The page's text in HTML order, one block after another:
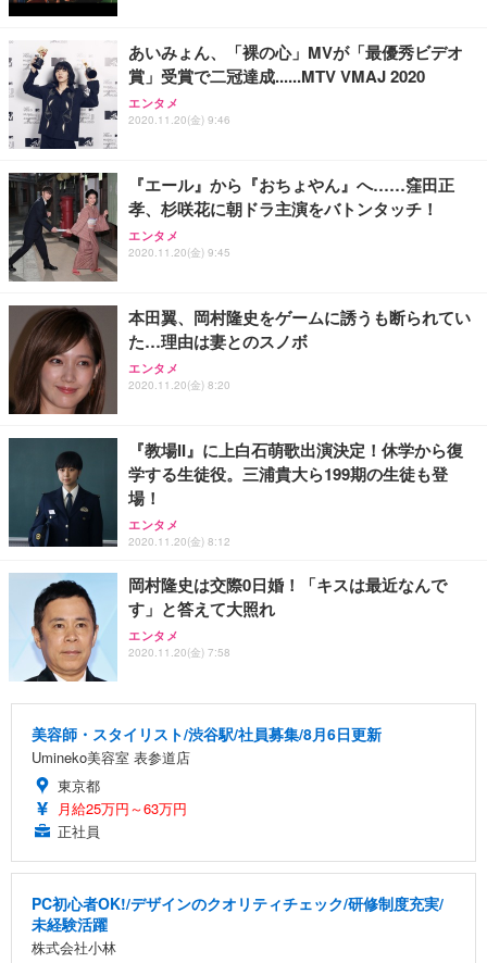
あいみょん、「裸の心」MVが「最優秀ビデオ
賞」受賞で二冠達成......MTV VMAJ 2020
エンタメ
2020.11.20(金) 9:46
『エール』から『おちょやん』へ……窪田正
孝、杉咲花に朝ドラ主演をバトンタッチ！
エンタメ
2020.11.20(金) 9:45
本田翼、岡村隆史をゲームに誘うも断られてい
た…理由は妻とのスノボ
エンタメ
2020.11.20(金) 8:20
『教場II』に上白石萌歌出演決定！休学から復
学する生徒役。三浦貴大ら199期の生徒も登
場！
エンタメ
2020.11.20(金) 8:12
岡村隆史は交際0日婚！「キスは最近なんで
す」と答えて大照れ
エンタメ
2020.11.20(金) 7:58
美容師・スタイリスト/渋谷駅/社員募集/8月6日更新
Umineko美容室 表参道店
東京都
月給25万円～63万円
正社員
PC初心者OK!/デザインのクオリティチェック/研修制度充実/
未経験活躍
株式会社小林